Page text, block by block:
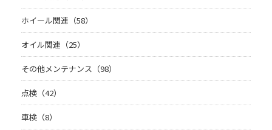
ホイール関連（58）
オイル関連（25）
その他メンテナンス（98）
点検（42）
車検（8）